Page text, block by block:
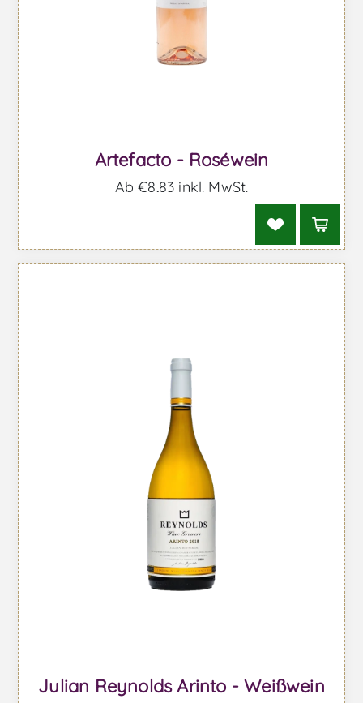
Artefacto - Roséwein
Ab €8,83 inkl. MwSt.
Julian Reynolds Arinto - Weißwein